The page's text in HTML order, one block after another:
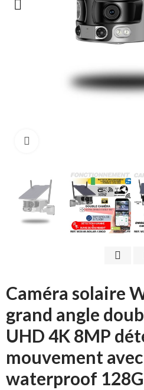
Caméra solaire
grand angle
UHD 4K 8MP
mouvement
waterproof